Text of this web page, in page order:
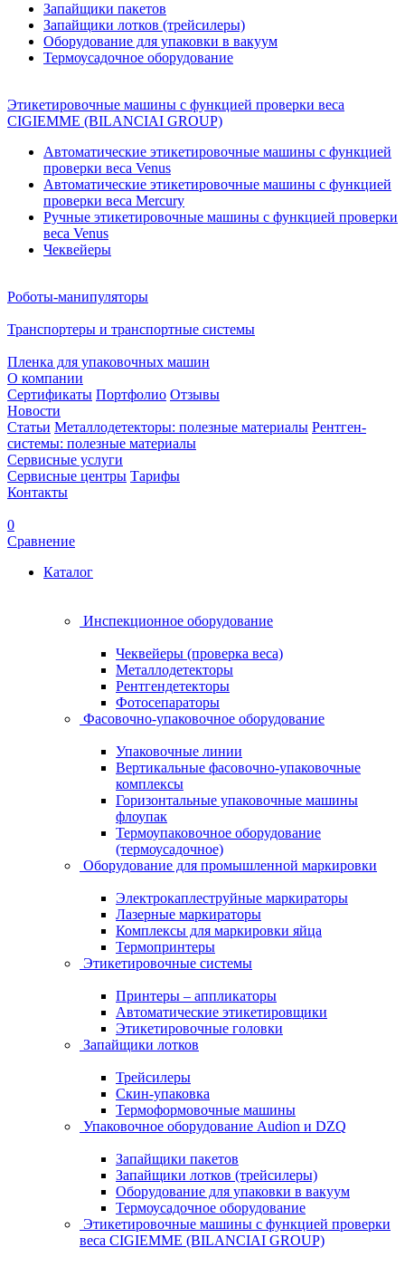
Запайщики пакетов
Запайщики лотков (трейсилеры)
Оборудование для упаковки в вакуум
Термоусадочное оборудование
Этикетировочные машины с функцией проверки веса
CIGIEMME (BILANCIAI GROUP)
Автоматические этикетировочные машины с функцией
проверки веса Venus
Автоматические этикетировочные машины с функцией
проверки веса Mercury
Ручные этикетировочные машины с функцией проверки
веса Venus
Чеквейеры
Роботы-манипуляторы
Транспортеры и транспортные системы
Пленка для упаковочных машин
О компании
Сертификаты Портфолио Отзывы
Новости
Статьи Металлодетекторы: полезные материалы Рентген-
системы: полезные материалы
Сервисные услуги
Сервисные центры Тарифы
Контакты
0
Сравнение
Каталог
Инспекционное оборудование
Чеквейеры (проверка веса)
Металлодетекторы
Рентгендетекторы
Фотосепараторы
Фасовочно-упаковочное оборудование
Упаковочные линии
Вертикальные фасовочно-упаковочные
комплексы
Горизонтальные упаковочные машины
флоупак
Термоупаковочное оборудование
(термоусадочное)
Оборудование для промышленной маркировки
Электрокаплеструйные маркираторы
Лазерные маркираторы
Комплексы для маркировки яйца
Термопринтеры
Этикетировочные системы
Принтеры – аппликаторы
Автоматические этикетировщики
Этикетировочные головки
Запайщики лотков
Трейсилеры
Скин-упаковка
Термоформовочные машины
Упаковочное оборудование Audion и DZQ
Запайщики пакетов
Запайщики лотков (трейсилеры)
Оборудование для упаковки в вакуум
Термоусадочное оборудование
Этикетировочные машины с функцией проверки
веса CIGIEMME (BILANCIAI GROUP)